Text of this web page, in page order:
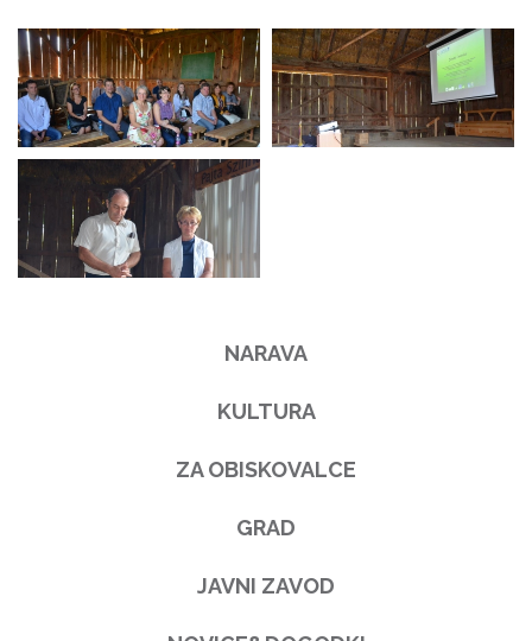
NARAVA
KULTURA
ZA OBISKOVALCE
GRAD
JAVNI ZAVOD